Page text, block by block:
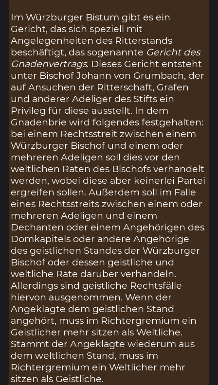
Im Würzburger Bistum gibt es ein
Gericht, das sich speziell mit
Angelegenheiten des Ritterstands
beschäftigt, das sogenannte Gericht des
Gnadenvertrags. Dieses Gericht entsteht
unter Bischof Johann von Grumbach, der
auf Ansuchen der Ritterschaft, Grafen
und anderer Adeliger des Stifts ein
Privileg für diese ausstellt. In dem
Gnadenbrie wird folgendes festgehalten:
bei einem Rechtsstreit zwischen einem
Würzburger Bischof und einem oder
mehreren Adeligen soll dies vor den
weltlichen Räten des Bischofs verhandelt
werden, wobei diese aber keinerlei Partei
ergreifen sollen. Außerdem soll im Falle
eines Rechtsstreits zwischen einem oder
mehreren Adeligen und einem
Dechanten oder einem Angehörigen des
Domkapitels oder andere Angehörige
des geistlichen Standes der Würzburger
Bischof oder dessen geistliche und
weltliche Räte darüber verhandeln.
Allerdings sind geistliche Rechtsfälle
hiervon ausgenommen. Wenn der
Angeklagte dem geistlichen Stand
angehört, muss im Richtergremium ein
Geistlicher mehr sitzen als Weltliche.
Stammt der Angeklagte wiederum aus
dem weltlichen Stand, muss im
Richtergremium ein Weltlicher mehr
sitzen als Geistliche.